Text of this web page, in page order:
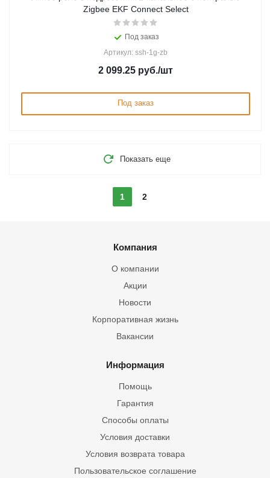
Zigbee EKF Connect Select
Под заказ
Артикул: ssh-1g-zb
2 099.25 руб./шт
Под заказ
Показать еще
1 2
Компания
О компании
Акции
Новости
Корпоративная жизнь
Вакансии
Информация
Помощь
Гарантия
Способы оплаты
Условия доставки
Условия возврата товара
Пользовательское соглашение